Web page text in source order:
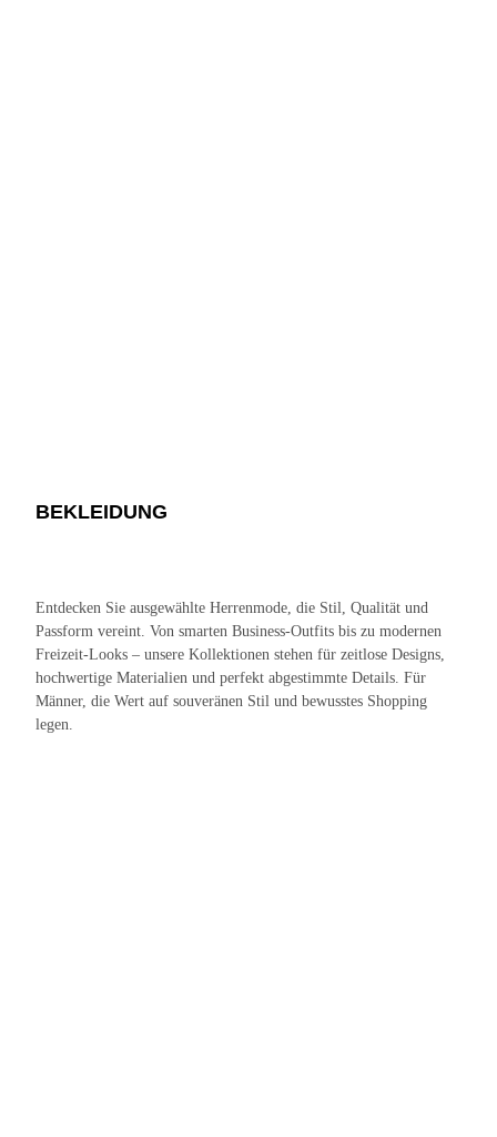
BEKLEIDUNG
Entdecken Sie ausgewählte Herrenmode, die Stil, Qualität und
Passform vereint. Von smarten Business-Outfits bis zu modernen
Freizeit-Looks – unsere Kollektionen stehen für zeitlose Designs,
hochwertige Materialien und perfekt abgestimmte Details. Für
Männer, die Wert auf souveränen Stil und bewusstes Shopping
legen.